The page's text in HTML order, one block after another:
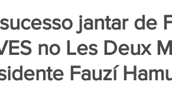
jantar de
no Les Deux
Fauzí